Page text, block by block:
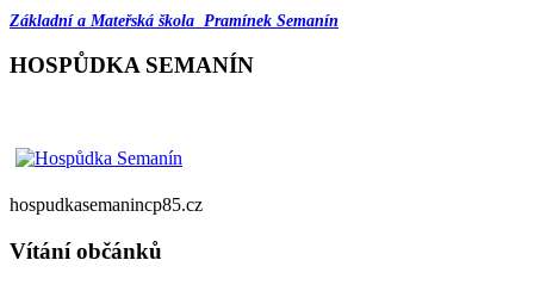
Základní a Mateřská škola Pramínek Semanín
HOSPŮDKA SEMANÍN
hospudkasemanincp85.cz
Vítání občánků